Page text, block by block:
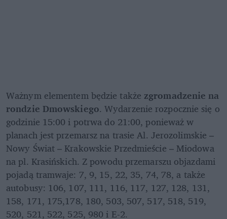
Ważnym elementem będzie także zgromadzenie na
rondzie Dmowskiego. Wydarzenie rozpocznie się o
godzinie 15:00 i potrwa do 21:00, ponieważ w
planach jest przemarsz na trasie Al. Jerozolimskie –
Nowy Świat – Krakowskie Przedmieście – Miodowa
na pl. Krasińskich. Z powodu przemarszu objazdami
pojadą tramwaje: 7, 9, 15, 22, 35, 74, 78, a także
autobusy: 106, 107, 111, 116, 117, 127, 128, 131,
158, 171, 175,178, 180, 503, 507, 517, 518, 519,
520, 521, 522, 525, 980 i E-2.